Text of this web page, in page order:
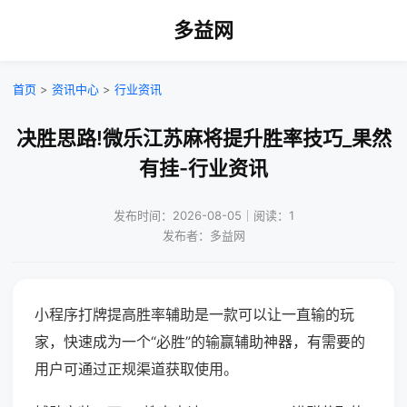
多益网
首页 > 资讯中心 > 行业资讯
决胜思路!微乐江苏麻将提升胜率技巧_果然
有挂-行业资讯
发布时间：2026-08-05｜阅读：1
发布者：多益网
小程序打牌提高胜率辅助是一款可以让一直输的玩
家，快速成为一个“必胜”的输赢辅助神器，有需要的
用户可通过正规渠道获取使用。